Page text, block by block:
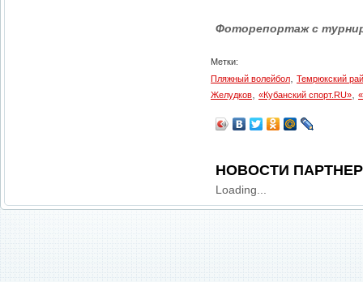
Фоторепортаж с
Метки:
Пляжный волейбол
Темрюкский
Желудков
«Кубанский спорт.RU»
НОВОСТИ
Loading...